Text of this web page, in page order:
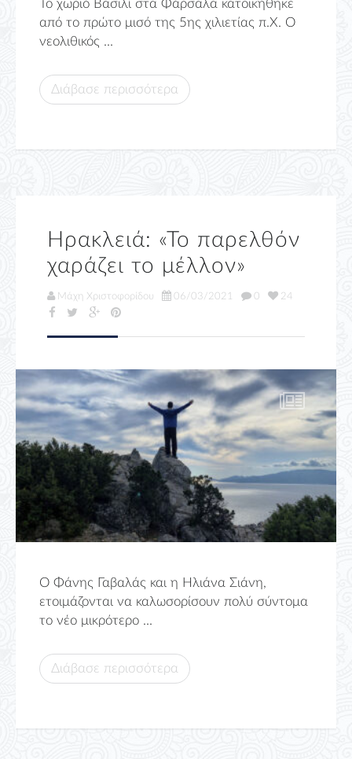
Το χωριό Βασιλί στα Φάρσαλα κατοικήθηκε
από το πρώτο μισό της 5ης χιλιετίας π.Χ. Ο
νεολιθικός ...
Διάβασε περισσότερα
Ηρακλειά: «Το παρελθόν
χαράζει το μέλλον»
Μάχη Χριστοφορίδου 06/03/2021 0 24
Ο Φάνης Γαβαλάς και η Ηλιάνα Σιάνη,
ετοιμάζονται να καλωσορίσουν πολύ σύντομα
το νέο μικρότερο ...
Διάβασε περισσότερα